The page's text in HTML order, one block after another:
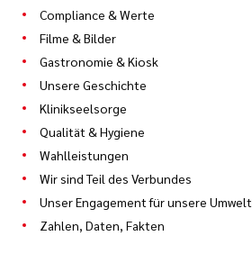
Compliance & Werte
Filme & Bilder
Gastronomie & Kiosk
Unsere Geschichte
Klinikseelsorge
Qualität & Hygiene
Wahlleistungen
Wir sind Teil des Verbundes
Unser Engagement für unsere Umwelt
Zahlen, Daten, Fakten